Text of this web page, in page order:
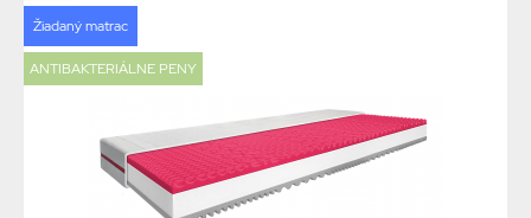
Žiadaný matrac
ANTIBAKTERIÁLNE PENY